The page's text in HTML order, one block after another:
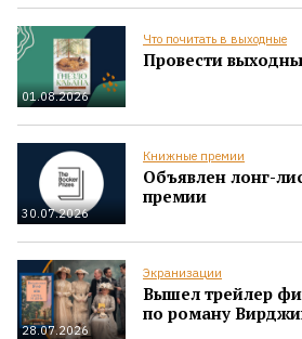
01.08.2026
Что почитать в выходные
Провести
30.07.2026
Книжные премии
Объявлен лонг-
премии
28.07.2026
Экранизации
Вышел трейлер
по роману